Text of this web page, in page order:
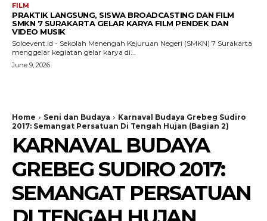
FILM
PRAKTIK LANGSUNG, SISWA BROADCASTING DAN FILM
SMKN 7 SURAKARTA GELAR KARYA FILM PENDEK DAN
VIDEO MUSIK
Soloevent.id - Sekolah Menengah Kejuruan Negeri (SMKN) 7 Surakarta
menggelar kegiatan gelar karya di...
June 9, 2026